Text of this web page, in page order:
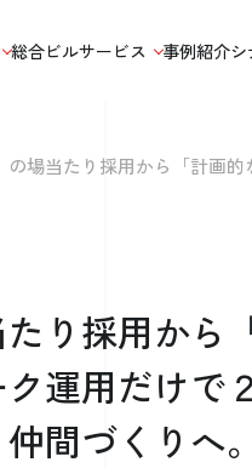
総合ビルサービス 事例紹介シ
の場当たり採用から「計画
たり採用から
運用だけで
間づくりへ。